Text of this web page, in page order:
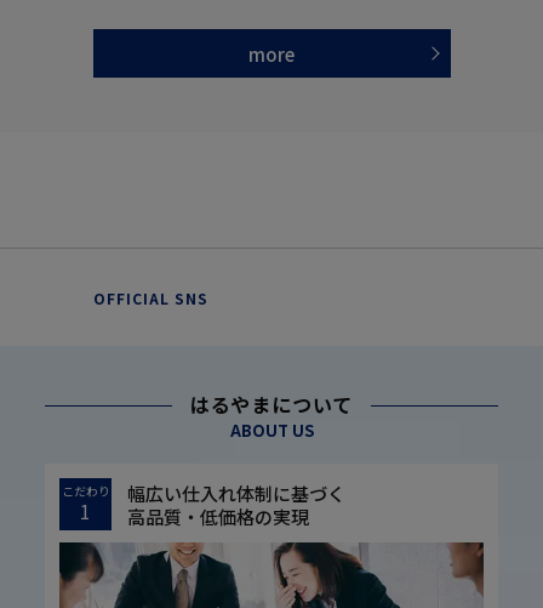
more
OFFICIAL SNS
はるやまについて
ABOUT US
こだわり
1
幅広い仕入れ体制に基づく
高品質・低価格の実現